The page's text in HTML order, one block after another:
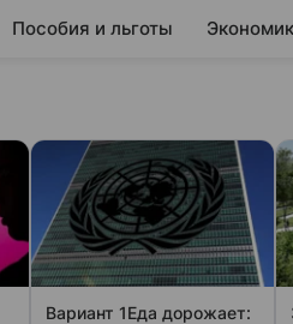
Пособия и льготы
Вариант 1Еда дорожает: